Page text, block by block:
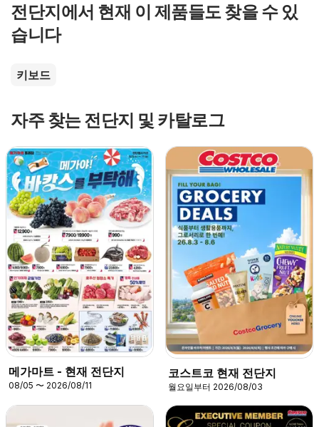
전단지에서 현재 이 제품들도 찾을 수 있
습니다
키보드
자주 찾는 전단지 및 카탈로그
메가마트 - 현재 전단지
08/05 〜 2026/08/11
코스트코 현재 전단지
월요일부터 2026/08/03